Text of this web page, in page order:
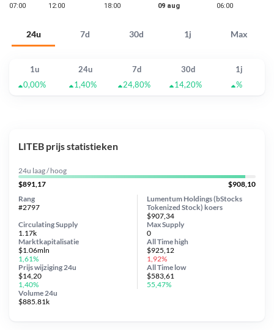
24u 7d 30d 1j Max
1u 24u 7d 30d
1j
0,00%
1,40% 24,80% 14,20% %
LITEB prijs statistieken
24u laag / hoog
$891,17
$908,10
Lumentum Holdings (bStocks
Tokenized Stock) koers
$907,34
Circulating Supply
1.17k
Prijs wijziging 24u
$14,20
1,40%
Max Supply
0
Marktkapitalisatie
$1.06mln
1,61%
Volume 24u
$885.81k
Rang
#2797
All Timehigh
$925,12
1,92%
All Time low
$583,61
55,47%